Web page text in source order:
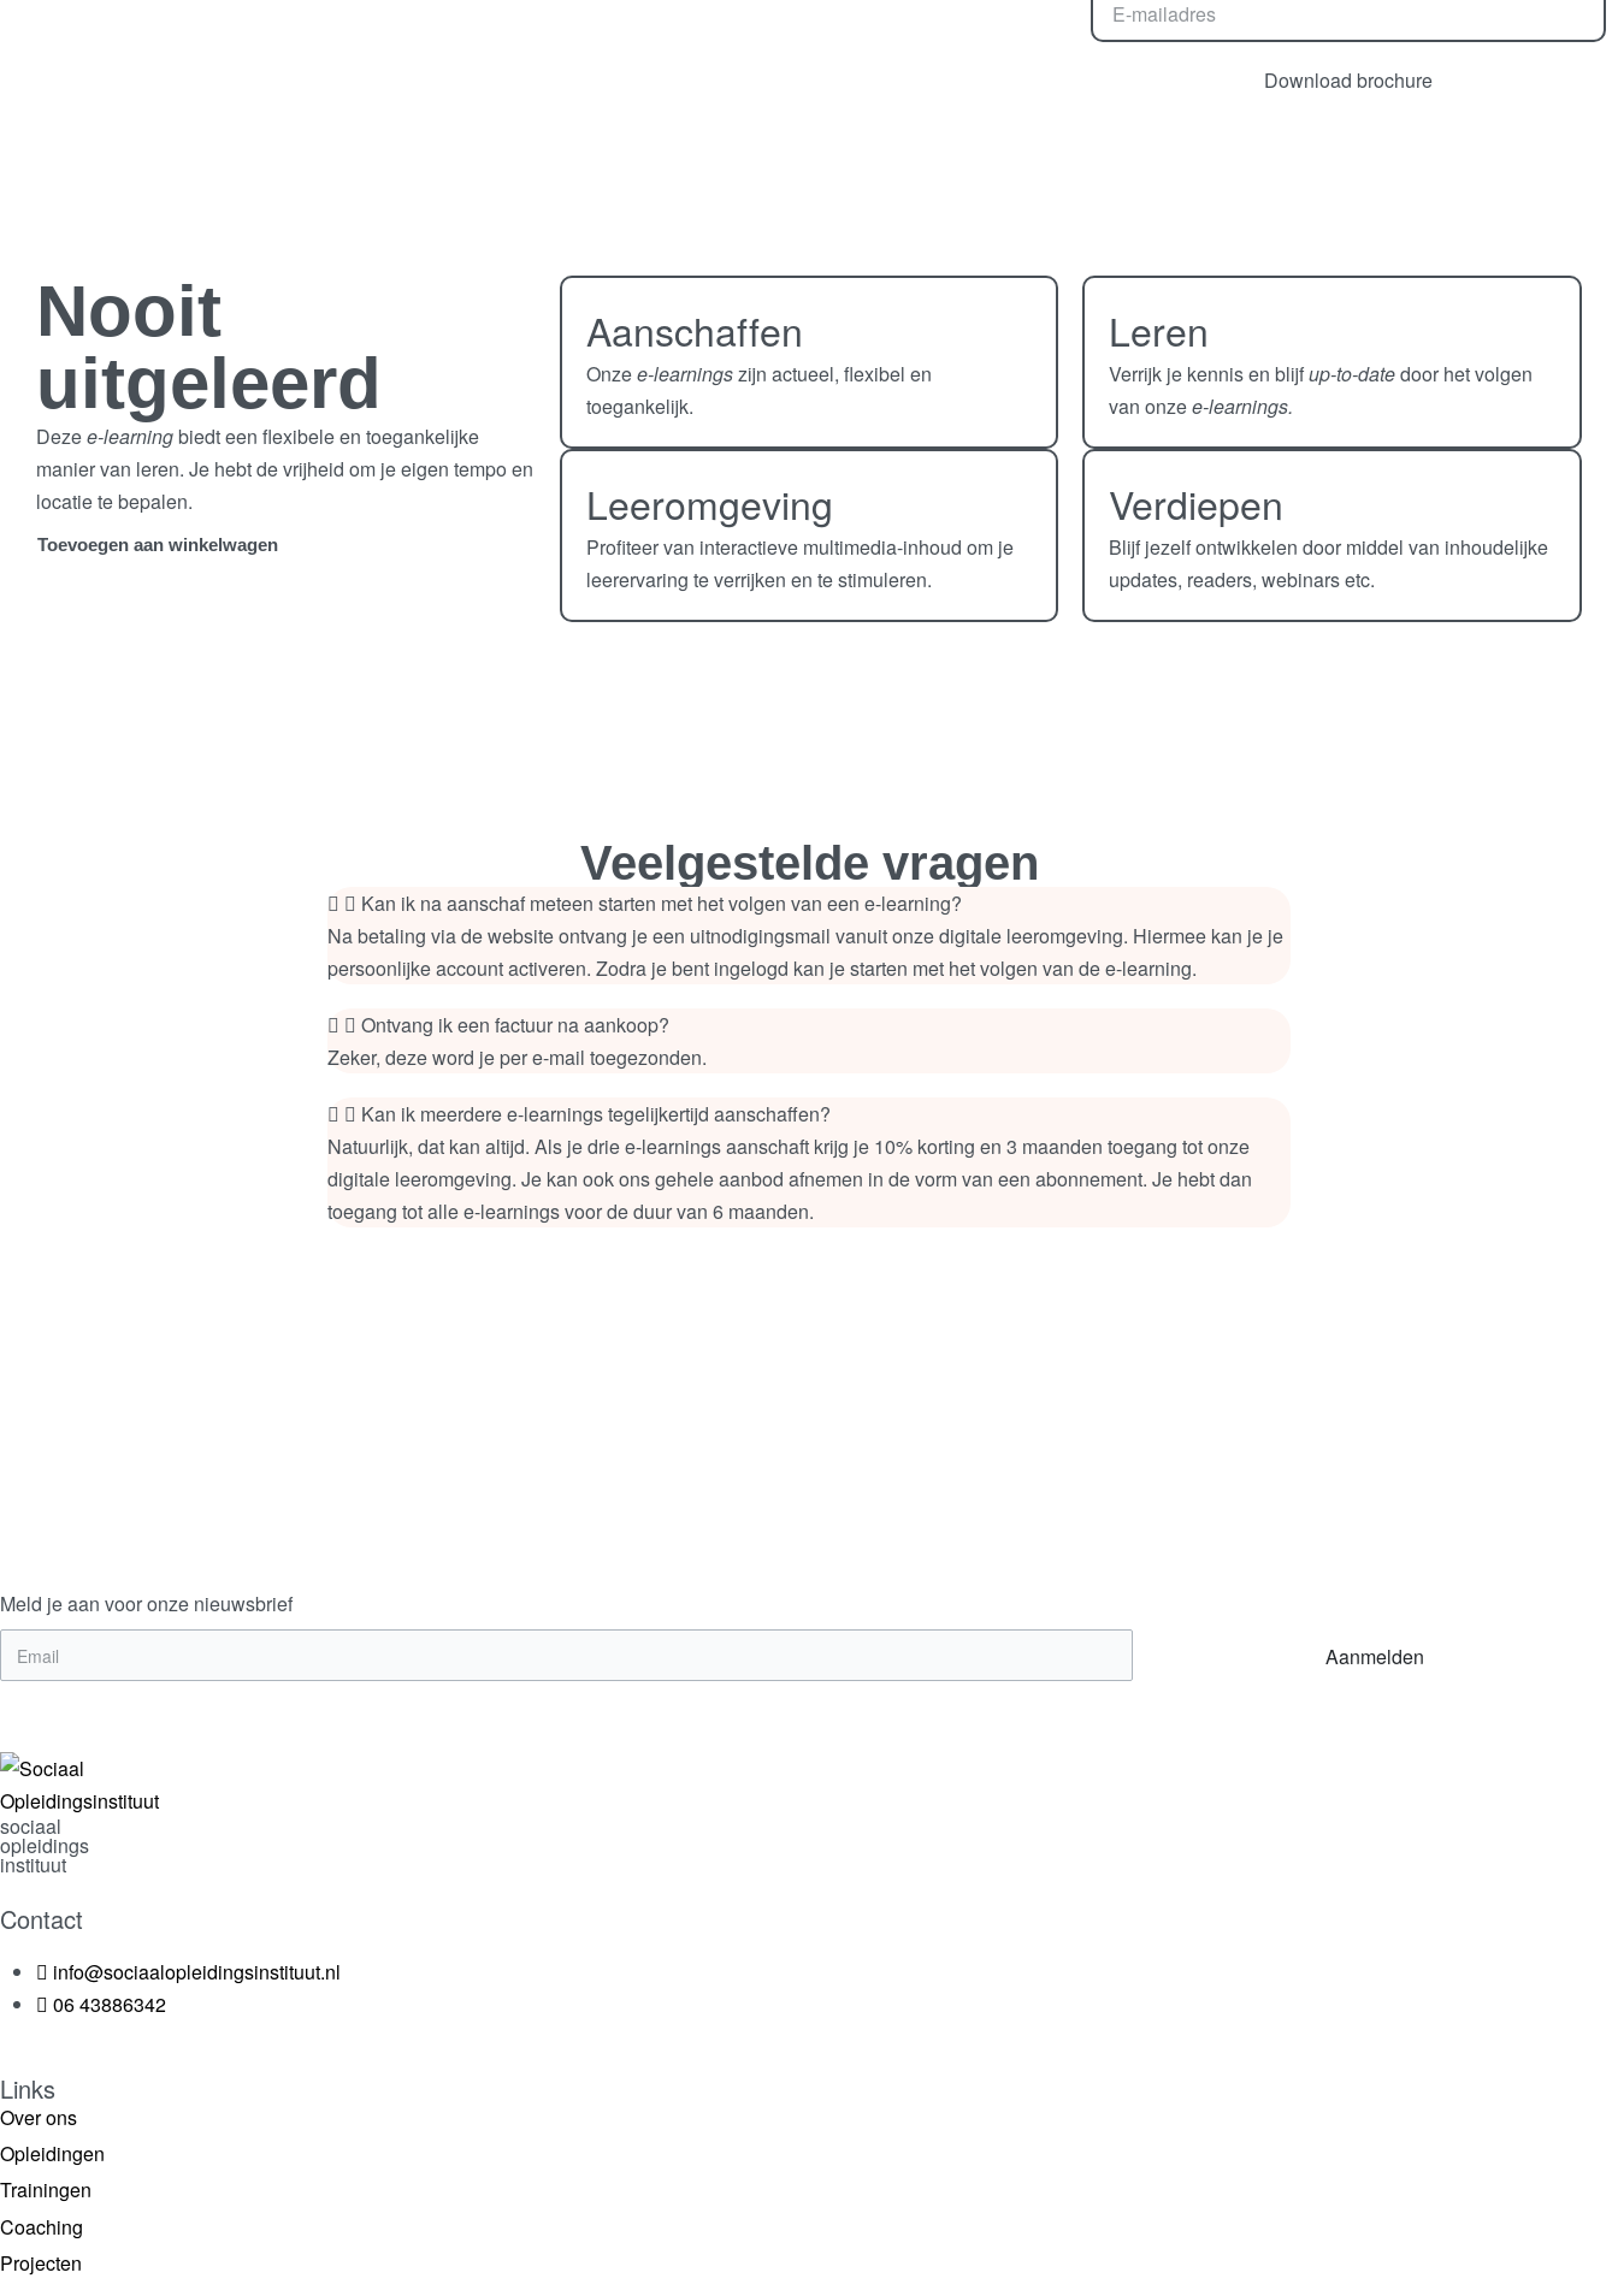
Download brochure
Nooit
uitgeleerd
Dezee-learningbiedt een flexibele en toegankelijke
manier van leren. Je hebt de vrijheid om je eigen tempo en
locatie te bepalen.
Toevoegen aan winkelwagen
Aanschaffen
Onzee-learningszijn actueel, flexibel en
toegankelijk.
Leeromgeving
Profiteer van interactieve multimedia-inhoud om je
leerervaring te verrijken en te stimuleren.
Leren
Verrijk je kennis en blijfup-to-datedoor het volgen
van onzee-learnings.
Verdiepen
Blijf jezelf ontwikkelen door middel van inhoudelijke
updates, readers, webinars etc.
Veelgestelde vragen
Kan ik na aanschaf meteen starten met het volgen van een e-learning?
Na betaling via de website ontvang je een uitnodigingsmail vanuit onze digitale leeromgeving. Hiermee kan je je
persoonlijke account activeren. Zodra je bent ingelogd kan je starten met het volgen van de e-learning.
Ontvang ik een factuur na aankoop?
Zeker, deze word je per e-mail toegezonden.
Kan ik meerdere e-learnings tegelijkertijd aanschaffen?
Natuurlijk, dat kan altijd. Als je drie e-learnings aanschaft krijg je 10% korting en 3 maanden toegang tot onze
digitale leeromgeving. Je kan ook ons gehele aanbod afnemen in de vorm van een abonnement. Je hebt dan
toegang tot alle e-learnings voor de duur van 6 maanden.
Meld je aan voor onze nieuwsbrief
Aanmelden
sociaal
opleidings
instituut
Contact
info@sociaalopleidingsinstituut.nl
06 43886342
Links
Over ons
Opleidingen
Trainingen
Coaching
Projecten